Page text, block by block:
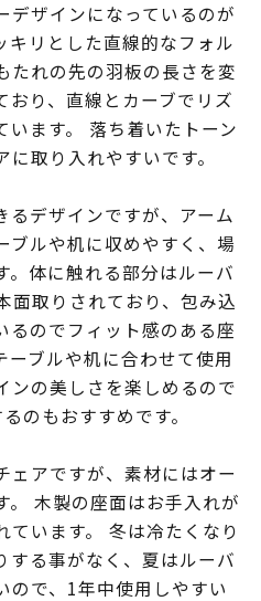
デザインになっているのが
キリとした直線的なフォル
たれの先の羽板の長さを変
おり、直線とカーブでリズ
います。 落ち着いたトーン
取り入れやすいです。
るデザインですが、アーム
ブルや机に収めやすく、場
。体に触れる部分はルーバ
面取りされており、包み込
るのでフィット感のある座
ーブルや机に合わせて使用
ンの美しさを楽しめるので
のもおすすめです。
ェアですが、素材にはオー
。 木製の座面はお手入れが
ています。 冬は冷たくなり
する事がなく、夏はルーバ
ので、1年中使用しやすい